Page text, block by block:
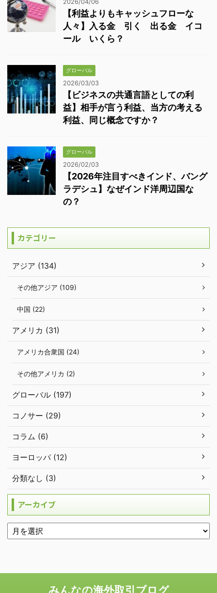
【利益よりもキャッシュフローな
人々】入る金 引く 出る金 イコ
ール いくら？
グローバル
2026/03/03
【ビジネスの共通言語としての利
益】相手が言う利益、当方の考える
利益、同じ概念ですか？
グローバル
2026/02/03
【2026年注目すべきインド、バング
ラデシュ】なぜインド洋周辺国な
の？
カテゴリー
アジア (134)
その他アジア (109)
中国 (22)
アメリカ (31)
アメリカ合衆国 (24)
その他アメリカ (2)
グローバル (197)
コノサー (29)
コラム (6)
ヨーロッパ (12)
分類なし (3)
アーカイブ
みんなの海外取引ブログ